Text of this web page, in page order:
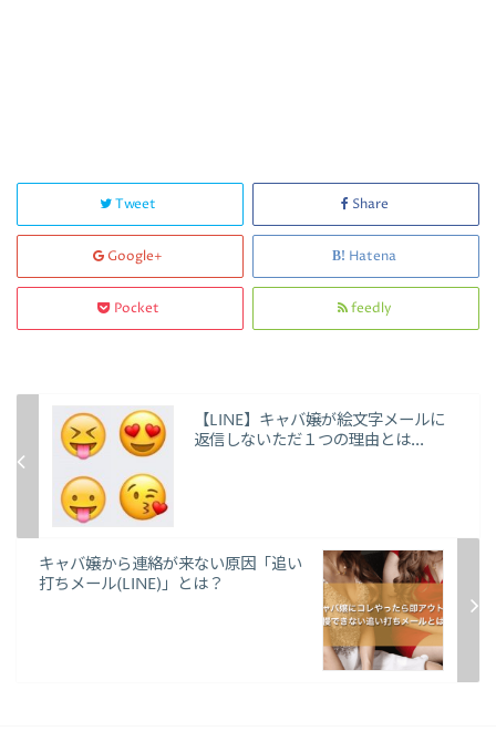
Tweet Share
Google+ Hatena
Pocket feedly
【LINE】キャバ嬢が絵文字メールに
返信しないただ１つの理由とは...
キャバ嬢から連絡が来ない原因「追い
打ちメール(LINE)」とは？